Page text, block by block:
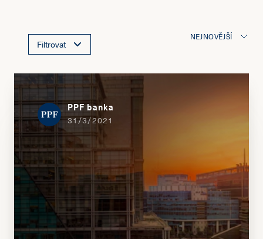
Filtrovat
NEJNOVĚJŠÍ
PPF banka
31/3/2021